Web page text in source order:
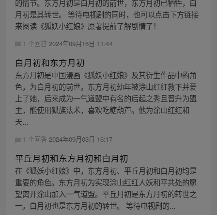
的情节。东方月初是白月初的前世，东方月初已牺牲，白
月初是其转世。 等待电视剧的同时，也可以点击下方链接
来阅读《狐妖小红娘》原著提前了解剧情了！
1 个回答 2024年09月16日 11:44
白月初和东方月初
东方月初是中国漫画《狐妖小红娘》及其衍生作品中的角
色，为白月初的前世。东方月初幼年被涂山红红救下并爱
上了她，后来成为一气道盟中有名的后起之秀且晋升为盟
主，能使用狐族法术，喜欢吃糖葫芦。他为涂山红红和
天...
1 个回答 2024年09月03日 16:17
平丘月初和东方月初和白月初
在《狐妖小红娘》中，东方月初、平丘月初和白月初均是
重要的角色。东方月初为实现涂山红红人妖和平共处的愿
望离开涂山加入一气道盟。平丘月初是东方月初的转世之
一。白月初也是东方月初的转世。 等待电视剧的...